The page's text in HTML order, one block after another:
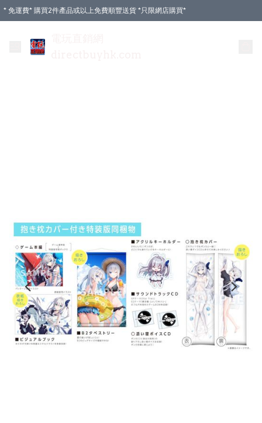
* 免運費* 購買2件產品或以上免費順豐送貨 *只限網店購買*